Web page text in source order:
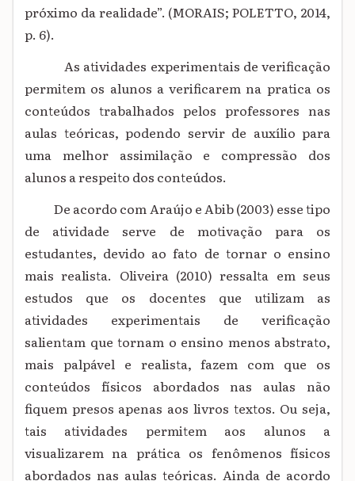
próximo da realidade”. (MORAIS; POLETTO, 2014,
p. 6).
As atividades experimentais de verificação
permitem os alunos a verificarem na pratica os
conteúdos trabalhados pelos professores nas
aulas teóricas, podendo servir de auxílio para
uma melhor assimilação e compressão dos
alunos a respeito dos conteúdos.
De acordo com Araújo e Abib (2003) esse tipo
de atividade serve de motivação para os
estudantes, devido ao fato de tornar o ensino
mais realista. Oliveira (2010) ressalta em seus
estudos que os docentes que utilizam as
atividades experimentais de verificação
salientam que tornam o ensino menos abstrato,
mais palpável e realista, fazem com que os
conteúdos físicos abordados nas aulas não
fiquem presos apenas aos livros textos. Ou seja,
tais atividades permitem aos alunos a
visualizarem na prática os fenômenos físicos
abordados nas aulas teóricas. Ainda de acordo